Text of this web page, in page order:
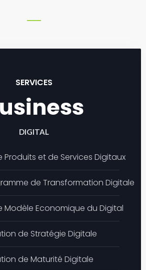
SERVICES
DIGITAL
et de Services Digitaux
de Transformation Digitale
Modèle Economique du Digital
de Stratégie Digitale
de Maturité Digitale